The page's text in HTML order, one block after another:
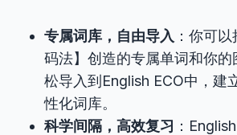
专属词库，自由导入 ：你可
码法】创造的专属单词和你
松导入到English ECO中，建
性化词库。
科学间隔，高效复习 ：